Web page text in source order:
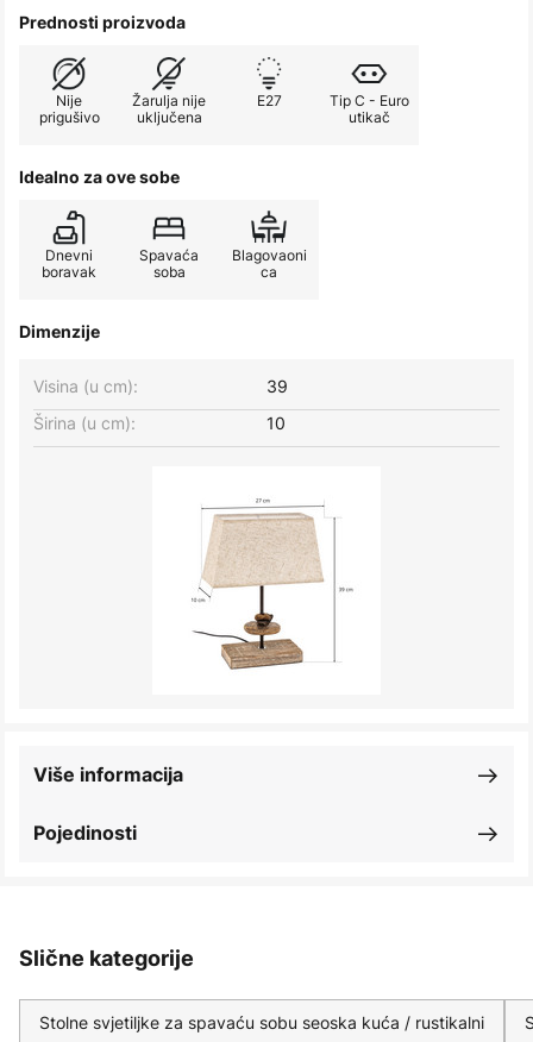
Prednosti proizvoda
Nije
prigušivo
Žarulja nije
uključena
E27
Tip C - Euro
utikač
Idealno za ove sobe
Dnevni
boravak
Spavaća
soba
Blagovaoni
ca
Dimenzije
Širina (u cm): 10
Visina (u cm): 39
Pojedinosti
Više informacija
Slične kategorije
Stolne svjetiljke za spavaću sobu seoska kuća / rustikalni